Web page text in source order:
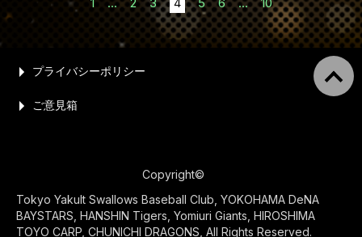
プライバシーポリシー
ご意見箱
Copyright©
Tokyo Yakult Swallows Baseball Club, YOKOHAMA DeNA
BAYSTARS, HANSHIN Tigers, Yomiuri Giants, HIROSHIMA
TOYO CARP, CHUNICHI DRAGONS, All Rights Reserved.